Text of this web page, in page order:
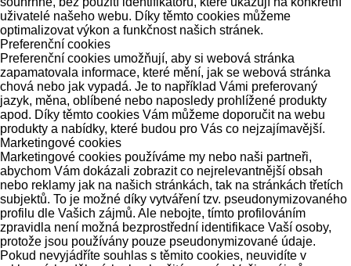
uživatelé našeho webu. Díky těmto cookies můžeme
optimalizovat výkon a funkčnost našich stránek.
Preferenční cookies
Preferenční cookies umožňují, aby si webová stránka
zapamatovala informace, které mění, jak se webová stránka
chová nebo jak vypadá. Je to například Vámi preferovaný
jazyk, měna, oblíbené nebo naposledy prohlížené produkty
apod. Díky těmto cookies Vám můžeme doporučit na webu
produkty a nabídky, které budou pro Vás co nejzajímavější.
Marketingové cookies
Marketingové cookies používáme my nebo naši partneři,
abychom Vám dokázali zobrazit co nejrelevantnější obsah
nebo reklamy jak na našich stránkách, tak na stránkách třetích
subjektů. To je možné díky vytváření tzv. pseudonymizovaného
profilu dle Vašich zájmů. Ale nebojte, tímto profilováním
zpravidla není možná bezprostřední identifikace Vaší osoby,
protože jsou používány pouze pseudonymizované údaje.
Pokud nevyjádříte souhlas s těmito cookies, neuvidíte v